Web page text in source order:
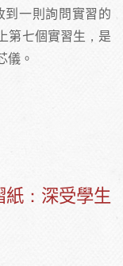
一則詢問實習的
第七個實習生，是
儀。
紙：深受學生